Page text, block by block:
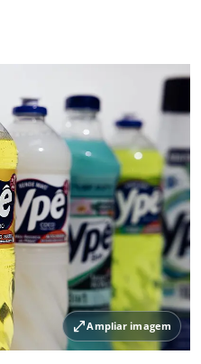
open_in_fullAmpliar imagem